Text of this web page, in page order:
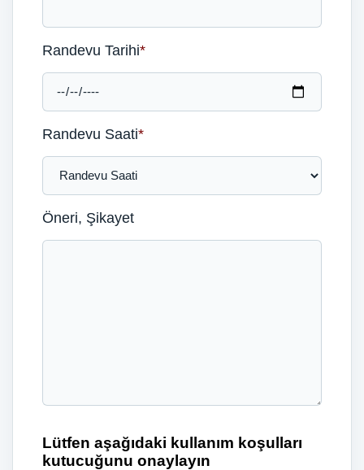
Randevu Tarihi*
Randevu Saati*
Öneri, Şikayet
Lütfen aşağıdaki kullanım koşulları
kutucuğunu onaylayın